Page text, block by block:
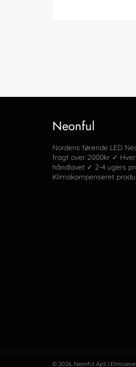
Neonful
Nordens førende LED
fragt over 2000kr ✓
håndlavet ✓ 2-4 ugers
Klimakompenseret
© 2026, Neonful ApS |